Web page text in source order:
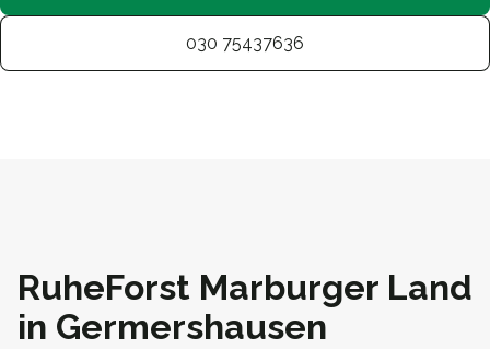
030 75437636
RuheForst Marburger Land
in Germershausen